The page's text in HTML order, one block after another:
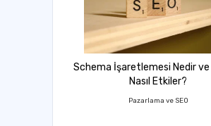
Schema İşaretlemesi Nedir ve
Nasıl Etkiler?
Pazarlama ve SEO